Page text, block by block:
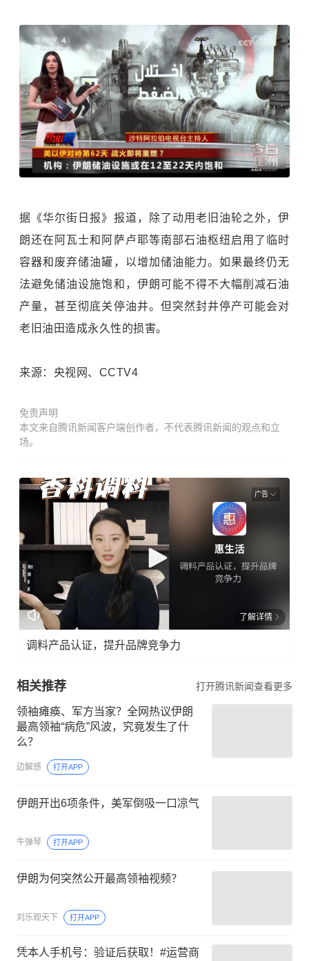
据《华尔街日报》报道，除了动用老旧油轮之外，伊
朗还在阿瓦士和阿萨卢耶等南部石油枢纽启用了临时
容器和废弃储油罐，以增加储油能力。如果最终仍无
法避免储油设施饱和，伊朗可能不得不大幅削减石油
产量，甚至彻底关停油井。但突然封井停产可能会对
老旧油田造成永久性的损害。
来源：央视网、CCTV4
免责声明
本文来自腾讯新闻客户端创作者，不代表腾讯新闻的观点和立
场。
广告
了解详情
调料产品认证，提升品牌竞争力
相关推荐 打开腾讯新闻查看更多
领袖瘫痪、军方当家？全网热议伊朗
最高领袖“病危”风波，究竟发生了什
么？
边解感 打开APP
伊朗开出6项条件，美军倒吸一口凉气
牛弹琴 打开APP
伊朗为何突然公开最高领袖视频？
刘乐观天下 打开APP
凭本人手机号：验证后获取！#运营商